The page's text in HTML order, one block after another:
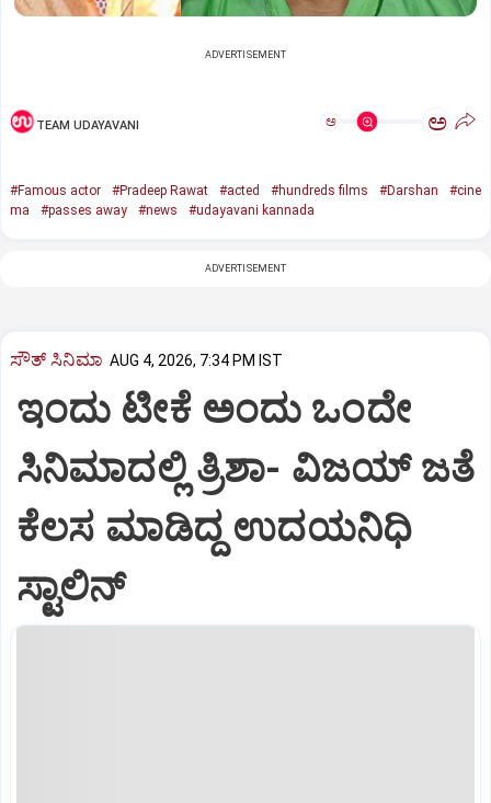
ADVERTISEMENT
TEAM UDAYAVANI ಅ ಅ
#Famous actor #Pradeep Rawat #acted #hundreds films #Darshan
#cine
ma
#passes away #news #udayavani kannada
ADVERTISEMENT
ಸೌತ್‌ ಸಿನಿಮಾ AUG 4, 2026, 7:34 PM IST
ಇಂದು ಟೀಕೆ ಅಂದು ಒಂದೇ
ಸಿನಿಮಾದಲ್ಲಿ ತ್ರಿಶಾ- ವಿಜಯ್‌ ಜತೆ
ಕೆಲಸ ಮಾಡಿದ್ದ ಉದಯನಿಧಿ
ಸ್ಟಾಲಿನ್